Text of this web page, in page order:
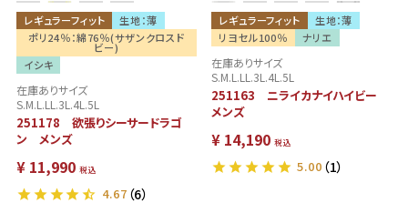
レギュラーフィット
生地：薄
ポリ24％：綿76％(サザンクロスド
ビー)
イシキ
在庫ありサイズ
S.M.L.LL.3L.4L.5L
251178 欲張りシーサードラゴ
ン メンズ
¥ 11,990 税込
4.67 （6）
レギュラーフィット
生地：薄
リヨセル100％
ナリエ
在庫ありサイズ
S.M.L.LL.3L.4L.5L
251163 ニライカナイハイビー
メンズ
¥ 14,190 税込
5.00 （1）